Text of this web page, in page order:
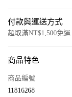
付款與運送方式
超取滿NT$1,500免運
信用卡一次付款
商品特色
商品編號
11816268